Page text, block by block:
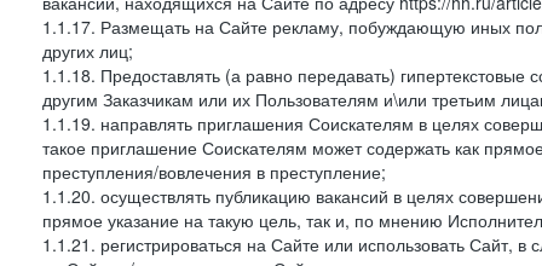
1.1.17. Размещать на Сайте рекламу, побуждающую иных
других лиц;
1.1.18. Предоставлять (а равно передавать)
другим Заказчикам или их Пользователям и\или третьим
1.1.19. направлять приглашения Соискателям в целях
такое приглашение Соискателям может содержать как
преступления/вовлечения в преступление;
1.1.20. осуществлять публикацию вакансий в целях
прямое указание на такую цель, так и, по мнению
1.1.21. регистрироваться на Сайте или использовать Сайт,